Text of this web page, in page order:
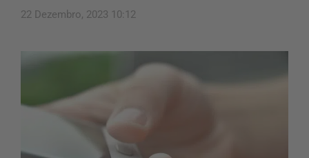
22 Dezembro, 2023 10:12